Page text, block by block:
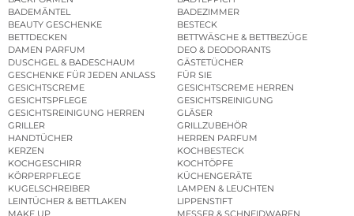
BADEMÄNTEL
BADEZIMMER
BEAUTY GESCHENKE
BESTECK
BETTDECKEN
BETTWÄSCHE & BETTBEZÜGE
DAMEN PARFUM
DEO & DEODORANTS
DUSCHGEL & BADESCHAUM
GÄSTETÜCHER
GESCHENKE FÜR JEDEN ANLASS
FÜR SIE
GESICHTSCREME
GESICHTSCREME HERREN
GESICHTSPFLEGE
GESICHTSREINIGUNG
GESICHTSREINIGUNG HERREN
GLÄSER
GRILLER
GRILLZUBEHÖR
HANDTÜCHER
HERREN PARFUM
KERZEN
KOCHBESTECK
KOCHGESCHIRR
KOCHTÖPFE
KÖRPERPFLEGE
KÜCHENGERÄTE
KUGELSCHREIBER
LAMPEN & LEUCHTEN
LEINTÜCHER & BETTLAKEN
LIPPENSTIFT
MAKE UP
MESSER & SCHNEIDWAREN